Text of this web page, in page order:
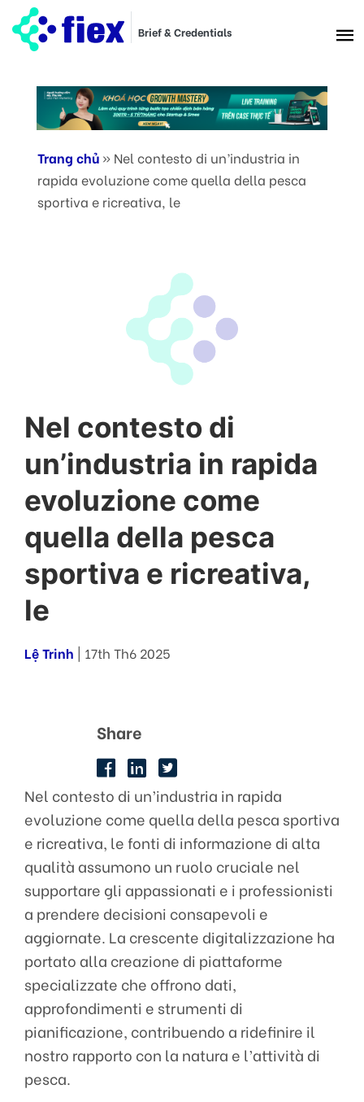
Brief & Credentials
Trang chủ » Nel contesto di un’industria in
rapida evoluzione come quella della pesca
sportiva e ricreativa, le
Nel contesto di
un’industria in rapida
evoluzione come
quella della pesca
sportiva e ricreativa,
le
Lệ Trinh | 17th Th6 2025
Share
Nel contesto di un’industria in rapida
evoluzione come quella della pesca sportiva
e ricreativa, le fonti di informazione di alta
qualità assumono un ruolo cruciale nel
supportare gli appassionati e i professionisti
a prendere decisioni consapevoli e
aggiornate. La crescente digitalizzazione ha
portato alla creazione di piattaforme
specializzate che offrono dati,
approfondimenti e strumenti di
pianificazione, contribuendo a ridefinire il
nostro rapporto con la natura e l’attività di
pesca.